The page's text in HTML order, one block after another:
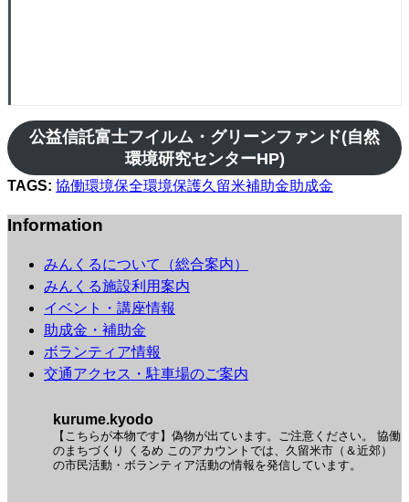
公益信託富士フイルム・グリーンファンド(自然
環境研究センターHP)
TAGS: 協働環境保全環境保護久留米補助金助成金
Information
みんくるについて（総合案内）
みんくる施設利用案内
イベント・講座情報
助成金・補助金
ボランティア情報
交通アクセス・駐車場のご案内
kurume.kyodo
【こちらが本物です】偽物が出ています。ご注意ください。
協働
のまちづくり くるめ このアカウントでは、久留米市（＆近郊）
の市民活動・ボランティア活動の情報を発信しています。